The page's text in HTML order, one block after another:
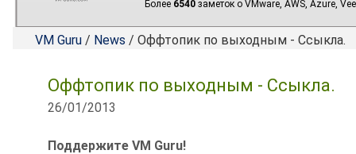
Более 6540 заметок о VMware, AWS, Azure,
VM Guru / News / Оффтопик по выходным - Ссыкла.
Оффтопик по выходным - Ссыкла.
26/01/2013
Поддержите VM Guru!